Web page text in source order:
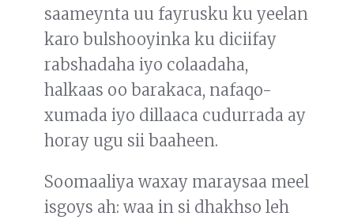
saameynta uu fayrusku ku yeelan
karo bulshooyinka ku diciifay
rabshadaha iyo colaadaha,
halkaas oo barakaca, nafaqo-
xumada iyo dillaaca cudurrada ay
horay ugu sii baaheen.
Soomaaliya waxay maraysaa meel
isgoys ah: waa in si dhakhso leh